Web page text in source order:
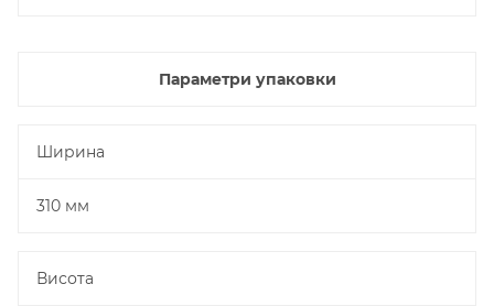
Параметри упаковки
Ширина
310 мм
Висота